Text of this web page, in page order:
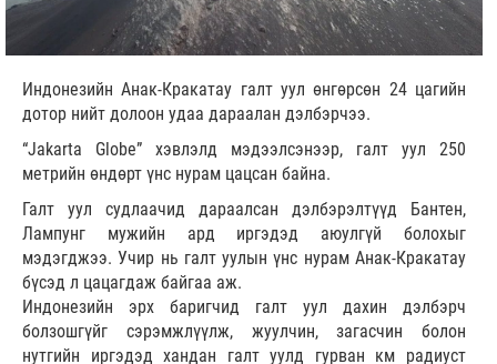
Индонезийн Анак-Кракатау галт уул өнгөрсөн 24 цагийн
дотор нийт долоон удаа дараалан дэлбэрчээ.
“Jakarta Globe” хэвлэлд мэдээлсэнээр, галт уул 250
метрийн өндөрт үнс нурам цацсан байна.
Галт уул судлаачид дараалсан дэлбэрэлтүүд Бантен,
Лампунг мужийн ард иргэдэд аюулгүй болохыг
мэдэгджээ. Учир нь галт уулын үнс нурам Анак-Кракатау
бүсэд л цацагдаж байгаа аж.
Индонезийн эрх баригчид галт уул дахин дэлбэрч
болзошгүйг сэрэмжлүүлж, жуулчин, загасчин болон
нутгийн иргэдэд хандан галт уулд гурван км радиуст